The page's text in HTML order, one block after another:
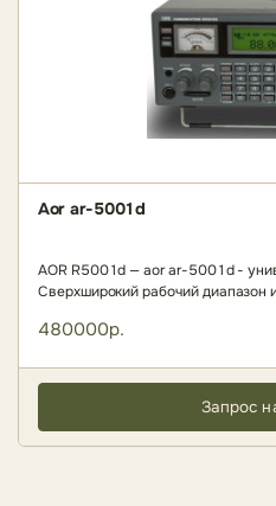
Aor ar-5001d
AOR R5001d — aor ar-5001d -
Сверхширокий рабочий диапазон
480000р.
Запрос